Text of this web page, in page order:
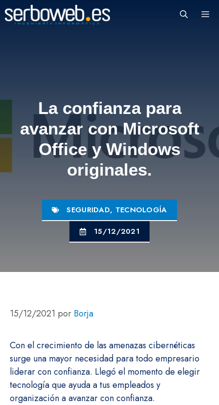
Saltar
al
La confianza para
avanzar con Microsoft
Office y Windows
originales.
SEGURIDAD, TECNOLOGÍA
15/12/2021
15/12/2021 por Borja
Con el crecimiento de las amenazas cibernéticas
surge una mayor necesidad para todo empresario
liderar con confianza. Llegó el momento de elegir
tecnología que ayuda a tus empleados y
organización a avanzar con confianza.